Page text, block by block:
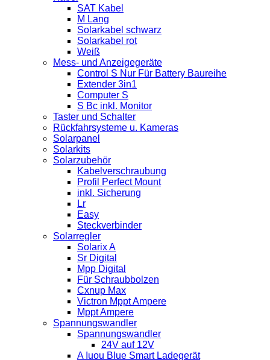
SAT Kabel
M Lang
Solarkabel schwarz
Solarkabel rot
Weiß
Mess- und Anzeigegeräte
Control S Nur Für Battery Baureihe
Extender 3in1
Computer S
S Bc inkl. Monitor
Taster und Schalter
Rückfahrsysteme u. Kameras
Solarpanel
Solarkits
Solarzubehör
Kabelverschraubung
Profil Perfect Mount
inkl. Sicherung
Lr
Easy
Steckverbinder
Solarregler
Solarix A
Sr Digital
Mpp Digital
Für Schraubbolzen
Cxnup Max
Victron Mppt Ampere
Mppt Ampere
Spannungswandler
Spannungswandler
24V auf 12V
A Iuou Blue Smart Ladegerät